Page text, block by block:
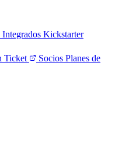
Kickstarter
Ticket Socios Planes de